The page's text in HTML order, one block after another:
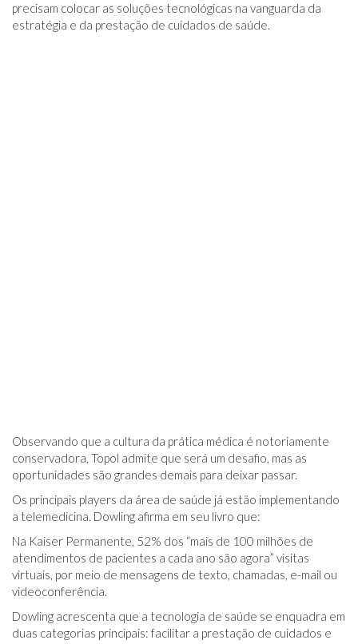
precisam colocar as soluções tecnológicas na vanguarda da
estratégia e da prestação de cuidados de saúde.
Observando que a cultura da prática médica é notoriamente
conservadora, Topol admite que será um desafio, mas as
oportunidades são grandes demais para deixar passar.
Os principais players da área de saúde já estão implementando
a telemedicina. Dowling afirma em seu livro que:
Na Kaiser Permanente, 52% dos “mais de 100 milhões de
atendimentos de pacientes a cada ano são agora” visitas
virtuais, por meio de mensagens de texto, chamadas, e-mail ou
videoconferência.
Dowling acrescenta que a tecnologia de saúde se enquadra em
duas categorias principais: facilitar a prestação de cuidados e